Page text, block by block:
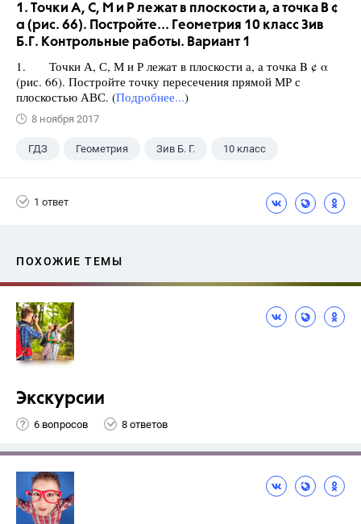
1. Точки А, С, М и Р лежат в плоскости а, а точка B ¢
α (рис. 66). Постройте... Геометрия 10 класс Зив
Б.Г. Контрольные работы. Вариант 1
1. Точки А, С, М и Р лежат в плоскости а, а точка B ¢ α
(рис. 66). Постройте точку пересечения прямой МР с
плоскостью АВС. (Подробнее...)
8 ноября 2017
ГДЗ Геометрия Зив Б. Г. 10 класс
1 ответ
ПОХОЖИЕ ТЕМЫ
Экскурсии
6 вопросов 8 ответов